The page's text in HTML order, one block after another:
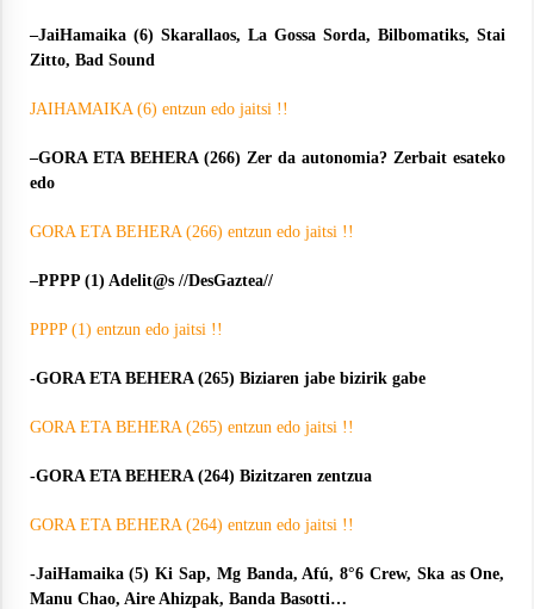
–JaiHamaika (6) Skarallaos, La Gossa Sorda, Bilbomatiks, Stai
Zitto, Bad Sound
JAIHAMAIKA (6) entzun edo jaitsi !!
–GORA ETA BEHERA (266) Zer da autonomia? Zerbait esateko
edo
GORA ETA BEHERA (266) entzun edo jaitsi !!
–PPPP (1) Adelit@s //DesGaztea//
PPPP (1) entzun edo jaitsi !!
-GORA ETA BEHERA (265) Biziaren jabe bizirik gabe
GORA ETA BEHERA (265) entzun edo jaitsi !!
-GORA ETA BEHERA (264) Bizitzaren zentzua
GORA ETA BEHERA (264) entzun edo jaitsi !!
-JaiHamaika (5) Ki Sap, Mg Banda, Afú, 8°6 Crew, Ska as One,
Manu Chao, Aire Ahizpak, Banda Basotti…